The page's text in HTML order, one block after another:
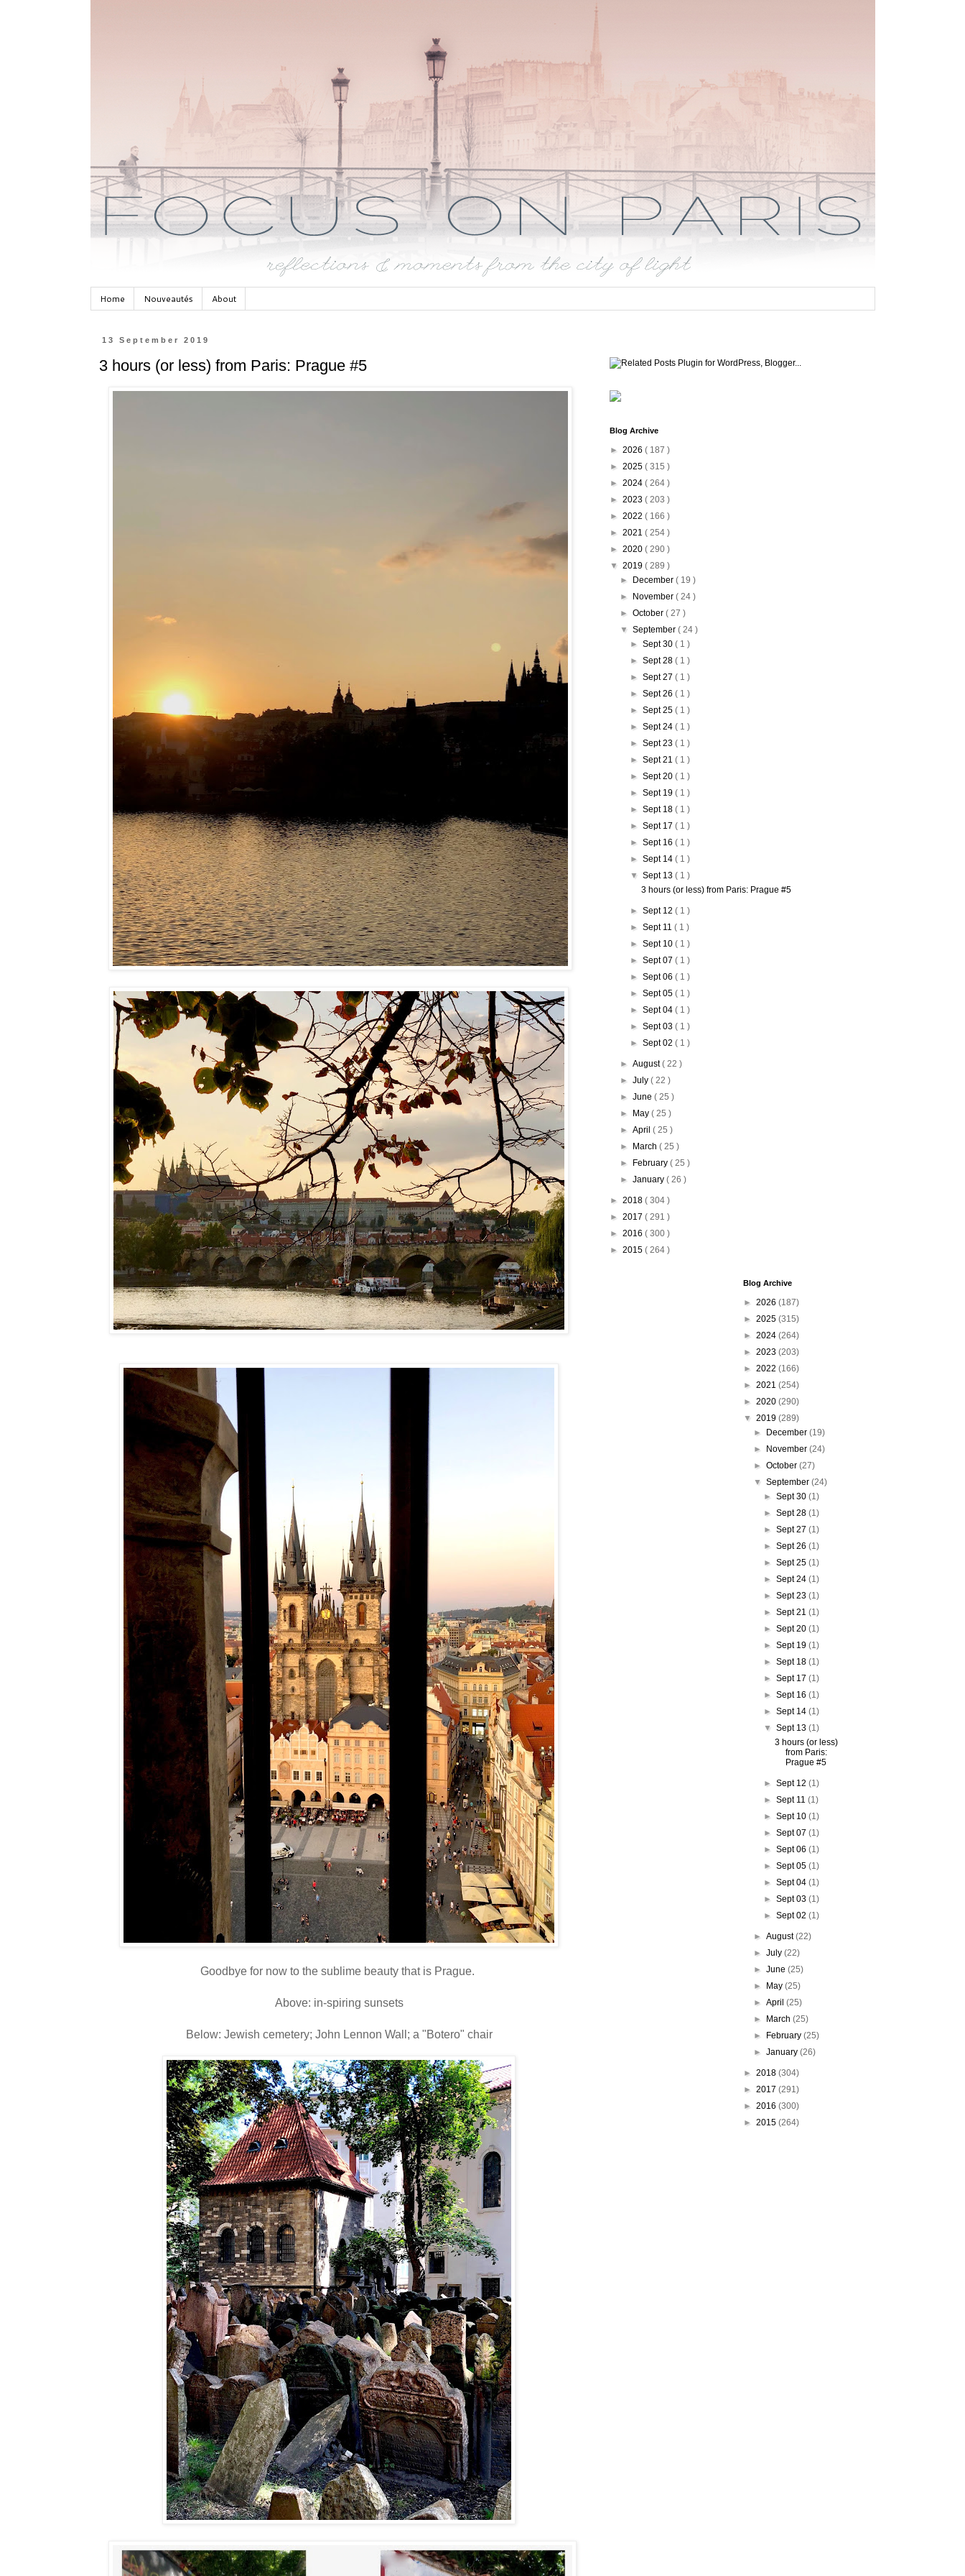
Home Nouveautés About
13 September 2019
3 hours (or less) from Paris: Prague #5
Goodbye for now to the sublime beauty that is Prague.
Above: in-spiring sunsets
Below: Jewish cemetery; John Lennon Wall; a "Botero" chair
Blog Archive
► 2026 ( 187 )
► 2025 ( 315 )
► 2024 ( 264 )
► 2023 ( 203 )
► 2022 ( 166 )
► 2021 ( 254 )
► 2020 ( 290 )
▼ 2019 ( 289 )
►
December ( 19 )
►
November ( 24 )
► October ( 27 )
▼ September ( 24 )
►Sept 30( 1 )
►Sept 28( 1 )
►Sept 27( 1 )
►Sept 26( 1 )
►Sept 25( 1 )
►Sept 24( 1 )
►Sept 23( 1 )
►Sept 21( 1 )
►Sept 20( 1 )
►Sept 19( 1 )
►Sept 18( 1 )
►Sept 17( 1 )
►Sept 16( 1 )
►Sept 14( 1 )
▼Sept 13( 1 )
3 hours (or less) from Paris: Prague #5
►Sept 12( 1 )
►Sept 11( 1 )
►Sept 10( 1 )
►Sept 07( 1 )
►Sept 06( 1 )
►Sept 05( 1 )
►Sept 04( 1 )
►Sept 03( 1 )
►Sept 02( 1 )
► August( 22 )
► July ( 22 )
► June ( 25 )
►
May ( 25 )
► April ( 25 )
►
March ( 25 )
►
February ( 25 )
► January ( 26 )
► 2018 ( 304 )
► 2017 ( 291 )
► 2016 ( 300 )
► 2015 ( 264 )
Blog Archive
► 2026 (187)
► 2025 (315)
► 2024 (264)
► 2023 (203)
► 2022 (166)
► 2021 (254)
► 2020 (290)
▼ 2019 (289)
►
December (19)
►
November (24)
► October (27)
▼ September (24)
►Sept 30(1)
►Sept 28(1)
►Sept 27(1)
►Sept 26(1)
►Sept 25(1)
►Sept 24(1)
►Sept 23(1)
►Sept 21(1)
►Sept 20(1)
►Sept 19(1)
►Sept 18(1)
►Sept 17(1)
►Sept 16(1)
►Sept 14(1)
▼Sept 13(1)
3 hours (or less)
from Paris:
Prague #5
►Sept 12(1)
►Sept 11(1)
►Sept 10(1)
►Sept 07(1)
►Sept 06(1)
►Sept 05(1)
►Sept 04(1)
►Sept 03(1)
►Sept 02(1)
► August(22)
► July (22)
► June (25)
►
May (25)
► April (25)
►
March (25)
►
February (25)
► January (26)
► 2018 (304)
► 2017 (291)
► 2016 (300)
► 2015 (264)